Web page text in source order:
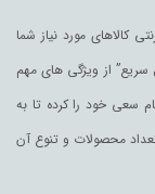
کالاهای مورد نیاز شما
سریع” از ویژگی های مهم
سعی خود را کرده تا به
محصولات و تنوع آن
محصولات اینترنتی مرتفع